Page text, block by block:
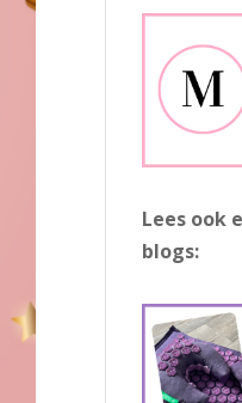
Lees ook
blogs: